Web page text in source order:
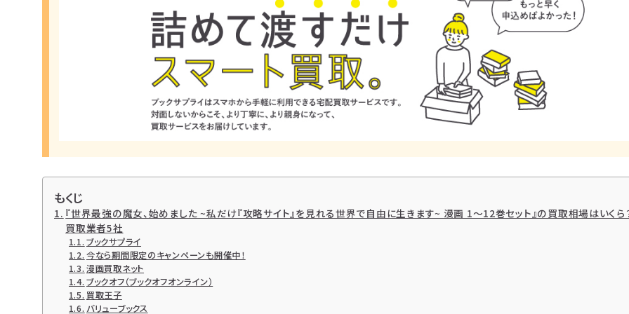
もくじ
『世界最強の魔女、始めました ~私だけ『攻略サイト』を見れる世界で自由に生きます~ 漫画 1～12巻セット』の買取相場はいくら
買取業者5社
ブックサプライ
今なら期間限定のキャンペーンも開催中！
漫画買取ネット
ブックオフ（ブックオフオンライン）
買取王子
バリューブックス